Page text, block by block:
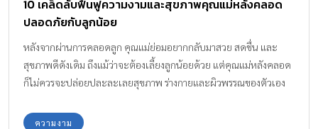
10 เคล็ดลับฟื้นฟูความงามและสุขภาพคุณแม่หลังคลอด
ปลอดภัยกับลูกน้อย
หลังจากผ่านการคลอดลูก คุณแม่ย่อมอยากกลับมาสวย สดชื่น และ
สุขภาพดีดังเดิม ถึงแม้ว่าจะต้องเลี้ยงลูกน้อยด้วย แต่คุณแม่หลังคลอด
ก็ไม่ควรจะปล่อยปละละเลยสุขภาพ ร่างกายและผิวพรรณของตัวเอง
ลอดความงาม